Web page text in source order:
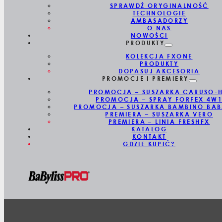
SPRAWDŹ ORYGINALNOŚĆ
TECHNOLOGIE
AMBASADORZY
O NAS
NOWOŚCI
PRODUKTY
KOLEKCJA FXONE
PRODUKTY
DOPASUJ AKCESORIA
PROMOCJE I PREMIERY
PROMOCJA – SUSZARKA CARUSO-
PROMOCJA – SPRAY FORFEX 4W1
PROMOCJA – SUSZARKA BAMBINO
PREMIERA – SUSZARKA VERO
PREMIERA – LINIA FRESHFX
KATALOG
KONTAKT
GDZIE KUPIĆ?